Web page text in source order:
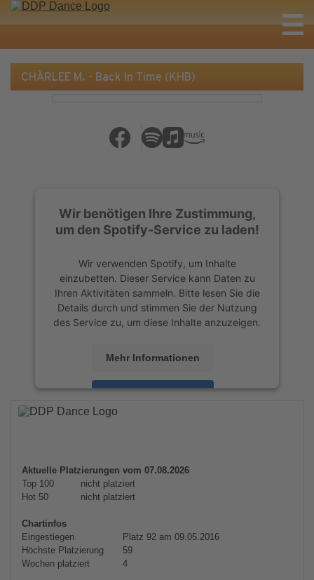
CHÀRLEE M. - Back In Time (KHB)
Wir benötigen Ihre Zustimmung,
um den Spotify-Service zu laden!
Wir verwenden Spotify, um Inhalte
einzubetten. Dieser Service kann Daten zu
Ihren Aktivitäten sammeln. Bitte lesen Sie die
Details durch und stimmen Sie der Nutzung
des Service zu, um diese Inhalte anzuzeigen.
Mehr Informationen
Akzeptieren
powered by
Aktuelle Platzierungen vom 07.08.2026
Top 100
nicht platziert
Hot 50
nicht platziert
Chartinfos
Eingestiegen
Platz 92 am 09.05.2016
Höchste Platzierung
59
Wochen platziert
4